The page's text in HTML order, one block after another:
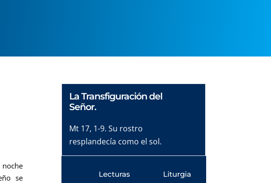
se
La Transfiguración del
Señor.
Mt 17, 1-9. Su rostro
resplandecía como el sol.
Lecturas Liturgia